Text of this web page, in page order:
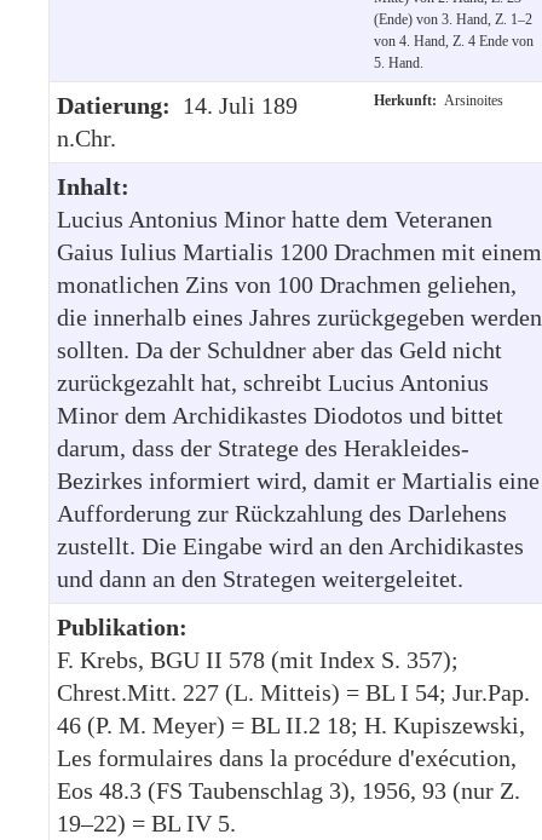
(Ende) von 3. Hand, Z. 1–2
von 4. Hand, Z. 4 Ende von
5. Hand.
Datierung: 14. Juli 189
n.Chr.
Herkunft: Arsinoites
Inhalt:
Lucius Antonius Minor hatte dem Veteranen
Gaius Iulius Martialis 1200 Drachmen mit einem
monatlichen Zins von 100 Drachmen geliehen,
die innerhalb eines Jahres zurückgegeben werden
sollten. Da der Schuldner aber das Geld nicht
zurückgezahlt hat, schreibt Lucius Antonius
Minor dem Archidikastes Diodotos und bittet
darum, dass der Stratege des Herakleides-
Bezirkes informiert wird, damit er Martialis eine
Aufforderung zur Rückzahlung des Darlehens
zustellt. Die Eingabe wird an den Archidikastes
und dann an den Strategen weitergeleitet.
Publikation:
F. Krebs, BGU II 578 (mit Index S. 357);
Chrest.Mitt. 227 (L. Mitteis) = BL I 54; Jur.Pap.
46 (P. M. Meyer) = BL II.2 18; H. Kupiszewski,
Les formulaires dans la procédure d'exécution,
Eos 48.3 (FS Taubenschlag 3), 1956, 93 (nur Z.
19–22) = BL IV 5.